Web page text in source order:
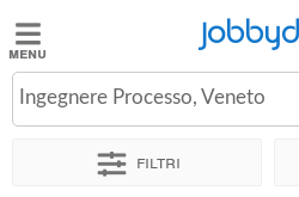
Jobbydoo
Offerte
Ingegnere Processo, Veneto
Filtri